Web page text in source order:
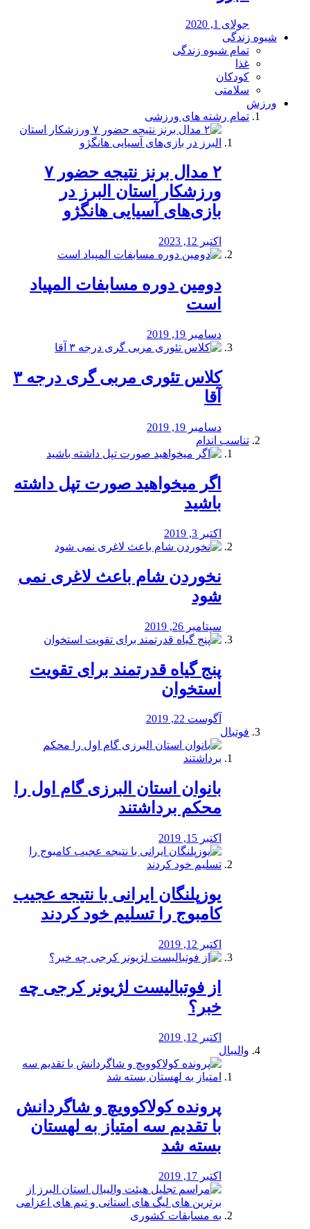
جولای 1, 2020
شیوه زندگی
تمام شیوه زندگی
غذا
کودکان
سلامتی
ورزش
تمام رشته های ورزشی
۲ مدال برنز نتیجه حضور ۷
ورزشکار استان البرز در
بازی‌های آسیایی هانگژو
اکتبر 12, 2023
دومین دوره مسابفات المپیاد
است
دسامبر 19, 2019
کلاس تئوری مربی گری درجه ۳
آقا
دسامبر 19, 2019
تناسب اندام
اگر میخواهید صورت تپل داشته
باشید
اکتبر 3, 2019
نخوردن شام باعث لاغری نمی
‌شود
سپتامبر 26, 2019
پنج گیاه قدرتمند برای تقویت
استخوان
آگوست 22, 2019
فوتبال
بانوان استان البرزی گام اول را
محكم برداشتند
اکتبر 15, 2019
یوزپلنگان ایرانی با نتیجه عجیب
کامبوج را تسلیم خود کردند
اکتبر 12, 2019
از فوتبالیست لژیونر کرجی چه
خبر؟
اکتبر 12, 2019
والیبال
پرونده کولاکوویچ و شاگردانش
با تقدیم سه امتیاز به لهستان
بسته شد
اکتبر 17, 2019